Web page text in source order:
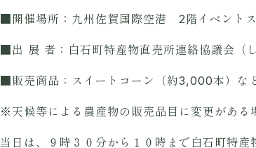
■開催場所：九州佐賀国際空港 2階イベント
■出 展 者：白石町特産物直売所連絡協議会（
■販売商品：スイートコーン（約3,000本）な
※天候等による農産物の販売品目に変更がある
当日は、９時３０分から１０時まで白石町特